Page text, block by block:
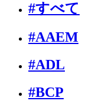
#すべて
#AAEM
#ADL
#BCP